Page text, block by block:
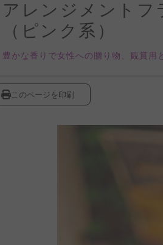
アレンジメント
（ピンク系）
豊かな香りで女性への贈り物、観賞
このページを印刷